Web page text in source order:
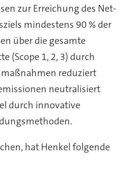
zur Erreichung des Net-
mindestens 90 % der
über die gesamte
(Scope 1, 2, 3) durch
reduziert
neutralisiert
durch innovative
hat Henkel folgende